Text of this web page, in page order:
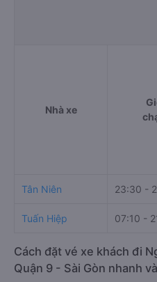
Nhà xe
Tân Niên 23:30 -
Tuấn Hiệp 07:10 -
Cách đặt vé xe khách đi
Quận 9 - Sài Gòn nhanh